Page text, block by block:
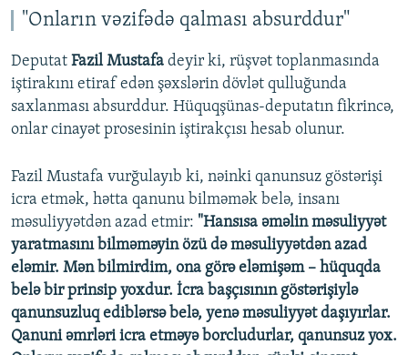
"Onların vəzifədə qalması absurddur"
Deputat Fazil Mustafa deyir ki, rüşvət toplanmasında
iştirakını etiraf edən şəxslərin dövlət qulluğunda
saxlanması absurddur. Hüquqşünas-deputatın fikrincə,
onlar cinayət prosesinin iştirakçısı hesab olunur.
Fazil Mustafa vurğulayıb ki, nəinki qanunsuz göstərişi
icra etmək, hətta qanunu bilməmək belə, insanı
məsuliyyətdən azad etmir: "Hansısa əməlin məsuliyyət
yaratmasını bilməməyin özü də məsuliyyətdən azad
eləmir. Mən bilmirdim, ona görə eləmişəm – hüquqda
belə bir prinsip yoxdur. İcra başçısının göstərişiylə
qanunsuzluq ediblərsə belə, yenə məsuliyyət daşıyırlar.
Qanuni əmrləri icra etməyə borcludurlar, qanunsuz yox.